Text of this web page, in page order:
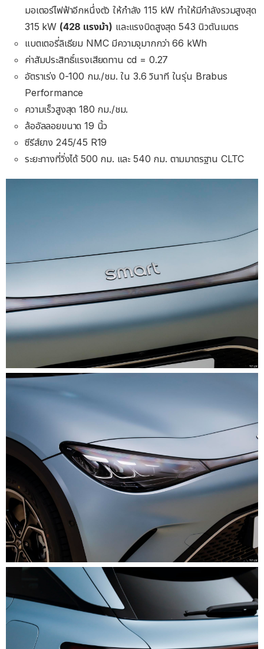
มอเตอร์ไฟฟ้าอีกหนึ่งตัว ให้กำลัง 115 kW ทำให้มีกำลังรวมสูงสุด
315 kW (428 แรงม้า) และแรงบิดสูงสุด 543 นิวตันเมตร
แบตเตอรี่ลิเธียม NMC มีความจุมากกว่า 66 kWh
ค่าสัมประสิทธิ์แรงเสียดทาน cd = 0.27
อัตราเร่ง 0-100 กม./ชม. ใน 3.6 วินาที ในรุ่น Brabus
Performance
ความเร็วสูงสุด 180 กม./ชม.
ล้ออัลลอยขนาด 19 นิ้ว
ซีรีส์ยาง 245/45 R19
ระยะทางที่วิ่งได้ 500 กม. และ 540 กม. ตามมาตรฐาน CLTC